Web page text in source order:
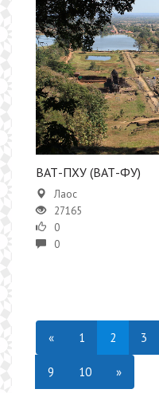
​ВАТ-ПХУ (ВАТ-ФУ)
Лаос
27165
0
0
« 1 2 3
9 10 »